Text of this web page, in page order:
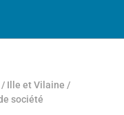
/ Ille et Vilaine /
société